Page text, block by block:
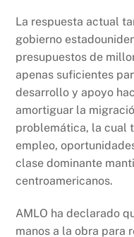
La respuesta actual
gobierno
presupuestos de
apenas suficientes
desarrollo y apoyo
amortiguar la
problemática, la cual
empleo,
clase dominante
centroamericanos.
AMLO ha declarado
manos a la obra para